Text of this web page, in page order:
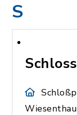
S
Wiesenthau